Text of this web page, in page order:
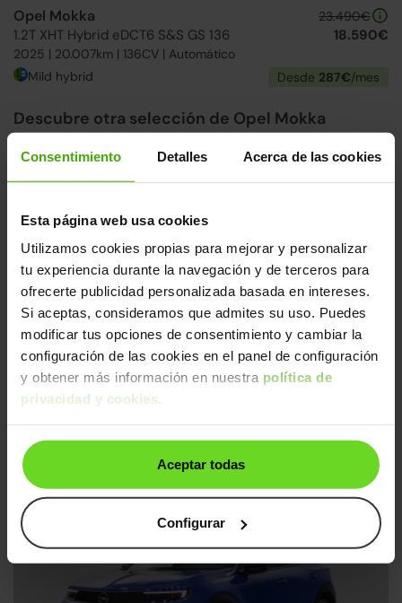
Consentimiento Detalles Acerca de las cookies
Esta página web usa cookies
Utilizamos cookies propias para mejorar y personalizar
tu experiencia durante la navegación y de terceros para
ofrecerte publicidad personalizada basada en intereses.
Si aceptas, consideramos que admites su uso. Puedes
modificar tus opciones de consentimiento y cambiar la
configuración de las cookies en el panel de configuración
y obtener más información en nuestra política de
privacidad y cookies.
Aceptar todas
Configurar
Opel Mokka
1.2T XHT Hybrid eDCT6 S&S GS 136
2025 | 20.007km | 136CV | Automático
23.490€
18.590€
Mild hybrid Desde 287€/mes
Descubre otra selección de Opel Mokka
adapta a ti.
Ver más Opel Mokka
Ofertas Opel 21
Opel Mokka
2021 | 58.706km | 130CV | Manual
/mes